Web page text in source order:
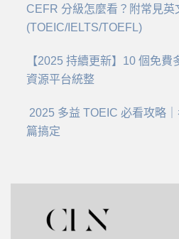
CEFR 分級怎麼看？附常見英
(TOEIC/IELTS/TOEFL)
【2025 持續更新】10 個免
資源平台統整
2025 多益 TOEIC 必看攻略
篇搞定